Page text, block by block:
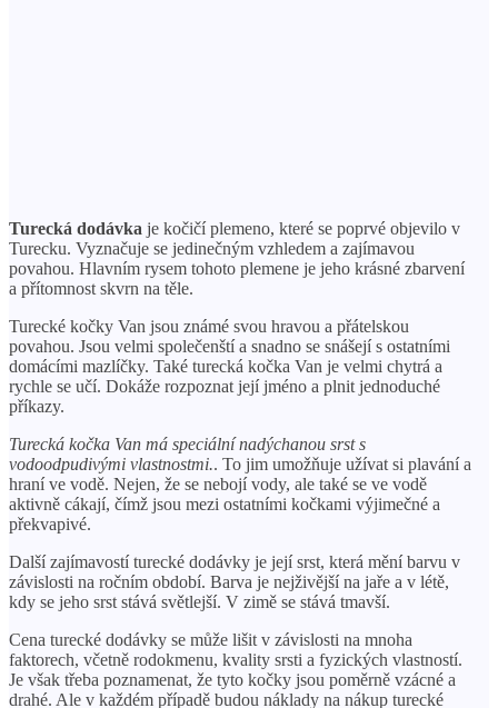
Turecká dodávka je kočičí plemeno, které se poprvé objevilo v
Turecku. Vyznačuje se jedinečným vzhledem a zajímavou
povahou. Hlavním rysem tohoto plemene je jeho krásné zbarvení
a přítomnost skvrn na těle.
Turecké kočky Van jsou známé svou hravou a přátelskou
povahou. Jsou velmi společenští a snadno se snášejí s ostatními
domácími mazlíčky. Také turecká kočka Van je velmi chytrá a
rychle se učí. Dokáže rozpoznat její jméno a plnit jednoduché
příkazy.
Turecká kočka Van má speciální nadýchanou srst s
vodoodpudivými vlastnostmi.. To jim umožňuje užívat si plavání a
hraní ve vodě. Nejen, že se nebojí vody, ale také se ve vodě
aktivně cákají, čímž jsou mezi ostatními kočkami výjimečné a
překvapivé.
Další zajímavostí turecké dodávky je její srst, která mění barvu v
závislosti na ročním období. Barva je nejživější na jaře a v létě,
kdy se jeho srst stává světlejší. V zimě se stává tmavší.
Cena turecké dodávky se může lišit v závislosti na mnoha
faktorech, včetně rodokmenu, kvality srsti a fyzických vlastností.
Je však třeba poznamenat, že tyto kočky jsou poměrně vzácné a
drahé. Ale v každém případě budou náklady na nákup turecké